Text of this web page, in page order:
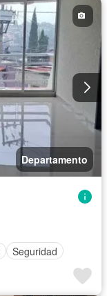
Departamento
Seguridad